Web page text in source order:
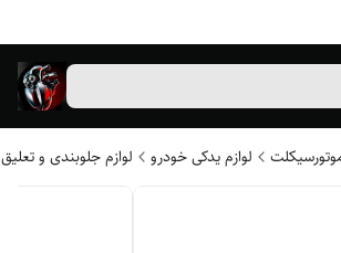
لوازم یدکی خودرو لوازم جلوبندی و تعلیق